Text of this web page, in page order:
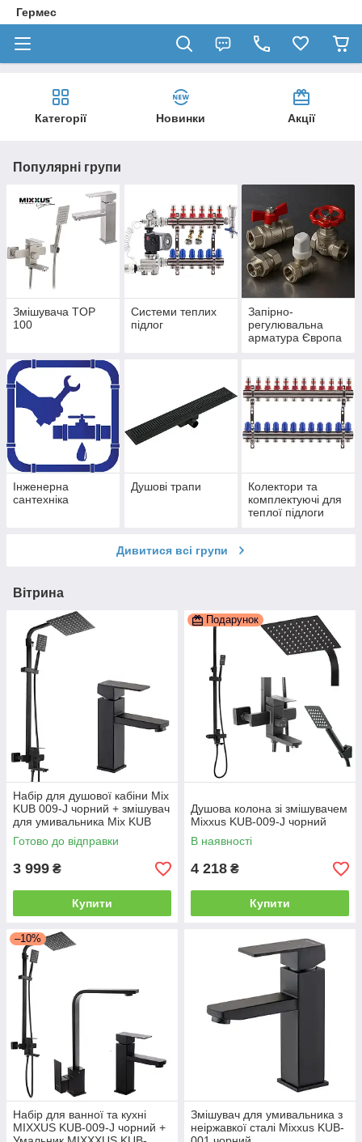
Гермес
Категорії Новинки Акції
Популярні групи
Змішувача TOP
100
Системи теплих
підлог
Запірно-
регулювальна
арматура Європа
Інженерна
сантехніка
Душові трапи
Колектори та
комплектуючі для
теплої підлоги
Дивитися всі групи
Вітрина
Набір для душової кабіни Mix
KUB 009-J чорний + змішувач
для умивальника Mix KUB
001 чорний
Готово до відправки
3 999 ₴
Купити
Подарунок
Душова колона зі змішувачем
Mixxus KUB-009-J чорний
В наявності
4 218 ₴
Купити
–10%
Набір для ванної та кухні
MIXXUS KUB-009-J чорний +
Змішувач для умивальника з
неіржавкої сталі Mixxus KUB-